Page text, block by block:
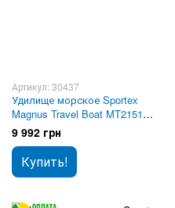
Артикул: 30437
Удилище морское Sportex
Magnus Travel Boat MT2151
2,10 м, 50lbs
9 992 грн
Купить!